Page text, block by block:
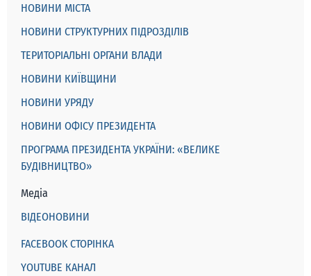
НОВИНИ МІСТА
НОВИНИ СТРУКТУРНИХ ПІДРОЗДІЛІВ
ТЕРИТОРІАЛЬНІ ОРГАНИ ВЛАДИ
НОВИНИ КИЇВЩИНИ
НОВИНИ УРЯДУ
НОВИНИ ОФІСУ ПРЕЗИДЕНТА
ПРОГРАМА ПРЕЗИДЕНТА УКРАЇНИ: «ВЕЛИКЕ
БУДІВНИЦТВО»
Медіа
ВІДЕОНОВИНИ
FACEBOOK СТОРІНКА
YOUTUBE КАНАЛ